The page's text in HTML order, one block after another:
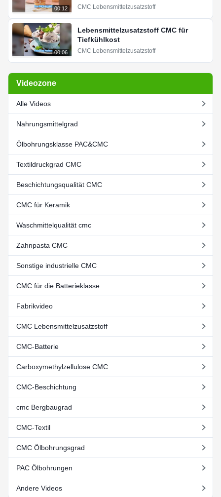
00:12 CMC Lebensmittelzusatzstoff
00:06
Lebensmittelzusatzstoff CMC für
Tiefkühlkost
CMC Lebensmittelzusatzstoff
Videozone
Alle Videos
Nahrungsmittelgrad
Ölbohrungsklasse PAC&CMC
Textildruckgrad CMC
Beschichtungsqualität CMC
CMC für Keramik
Waschmittelqualität cmc
Zahnpasta CMC
Sonstige industrielle CMC
CMC für die Batterieklasse
Fabrikvideo
CMC Lebensmittelzusatzstoff
CMC-Batterie
Carboxymethylzellulose CMC
CMC-Beschichtung
cmc Bergbaugrad
CMC-Textil
CMC Ölbohrungsgrad
PAC Ölbohrungen
Andere Videos